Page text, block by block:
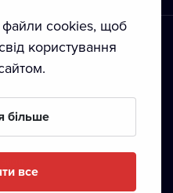
• Автoрські права
cookies, щоб
користування
більше
все